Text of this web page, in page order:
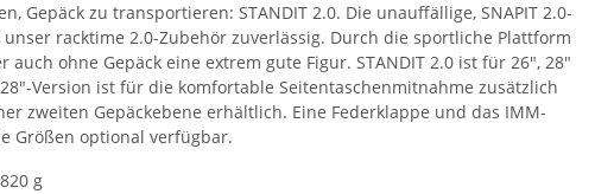
Gepäck zu transportieren: STANDIT 2.0. Die unauffällige, SNAPIT 2.0-
racktime 2.0-Zubehör zuverlässig. Durch die sportliche Plattform
auch ohne Gepäck eine extrem gute Figur. STANDIT 2.0 ist für 26", 28"
Version ist für die komfortable Seitentaschenmitnahme zusätzlich
zweiten Gepäckebene erhältlich. Eine Federklappe und das IMM-
Größen optional verfügbar.
g